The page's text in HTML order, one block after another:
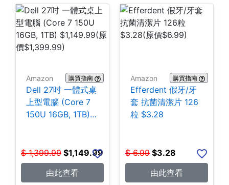
Amazon 購買指南
Dell 27吋 一體式桌
上型電腦 (Core 7
150U 16GB, 1TB)
$ 1,399.99 $1,149.99
由此查看
Amazon 購買指南
Efferdent 假牙/牙
套 抗菌清潔片 126
粒 $3.28
$ 6.99 $3.28
由此查看